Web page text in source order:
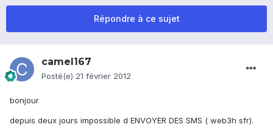
Répondre à ce sujet
camel167
Posté(e) 21 février 2012
bonjour
depuis deux jours impossible d ENVOYER DES SMS ( web3h sfr).